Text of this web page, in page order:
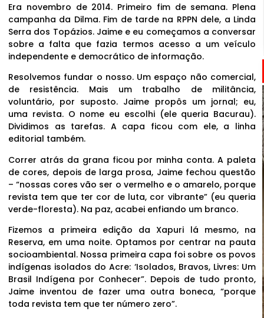
Era novembro de 2014. Primeiro fim de semana. Plena
campanha da Dilma. Fim de tarde na RPPN dele, a Linda
Serra dos Topázios. Jaime e eu começamos a conversar
sobre a falta que fazia termos acesso a um veículo
independente e democrático de informação.
Resolvemos fundar o nosso. Um espaço não comercial,
de resistência. Mais um trabalho de militância,
voluntário, por suposto. Jaime propôs um jornal; eu,
uma revista. O nome eu escolhi (ele queria Bacurau).
Dividimos as tarefas. A capa ficou com ele, a linha
editorial também.
Correr atrás da grana ficou por minha conta. A paleta
de cores, depois de larga prosa, Jaime fechou questão
– “nossas cores vão ser o vermelho e o amarelo, porque
revista tem que ter cor de luta, cor vibrante” (eu queria
verde-floresta). Na paz, acabei enfiando um branco.
Fizemos a primeira edição da Xapuri lá mesmo, na
Reserva, em uma noite. Optamos por centrar na pauta
socioambiental. Nossa primeira capa foi sobre os povos
indígenas isolados do Acre: ‘Isolados, Bravos, Livres: Um
Brasil Indígena por Conhecer”. Depois de tudo pronto,
Jaime inventou de fazer uma outra boneca, “porque
toda revista tem que ter número zero”.